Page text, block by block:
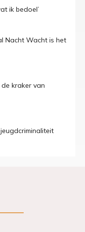
ik bedoel’
Nacht Wacht is het
kraker van